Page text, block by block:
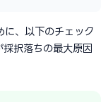
に、以下のチェック
択落ちの最大原因